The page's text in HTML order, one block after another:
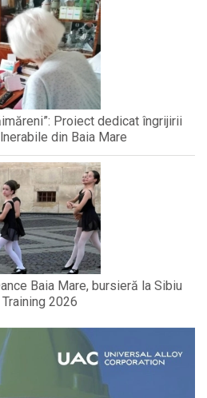
Proiect dedicat îngrijirii
din Baia Mare
Baia Mare, bursieră la Sibiu
2026